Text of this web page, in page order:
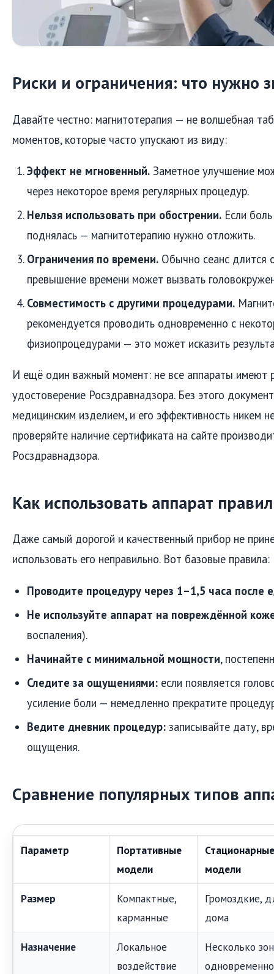
Риски и ограничения: что нужно
Давайте честно: магнитотерапия — не волшебная
моментов, которые часто упускают из виду:
Эффект не мгновенный. Заметное улучшение
через некоторое время регулярных процедур.
Нельзя использовать при обострении. Если
поднялась — магнитотерапию нужно отложить.
Ограничения по времени. Обычно сеанс длится
превышение времени может вызвать
Совместимость с другими процедурами.
рекомендуется проводить одновременно с
физиопроцедурами — это может исказить
И ещё один важный момент: не все аппараты имеют
удостоверение Росздравнадзора. Без этого
медицинским изделием, и его эффективность никем
проверяйте наличие сертификата на сайте
Росздравнадзора.
Как использовать аппарат
Даже самый дорогой и качественный прибор не
использовать его неправильно. Вот базовые правила:
Проводите процедуру через 1–1,5 часа после
Не используйте аппарат на повреждённой
воспаления).
Начинайте с минимальной мощности,
Следите за ощущениями: если появляется
усиление боли — немедленно прекратите
Ведите дневник процедур: записывайте дату,
ощущения.
Сравнение популярных типов
Параметр
Портативные
модели
Стационарные
модели
Размер
Компактные,
карманные
Громоздкие,
дома
Назначение
Локальное
воздействие
Несколько зон
одновременно